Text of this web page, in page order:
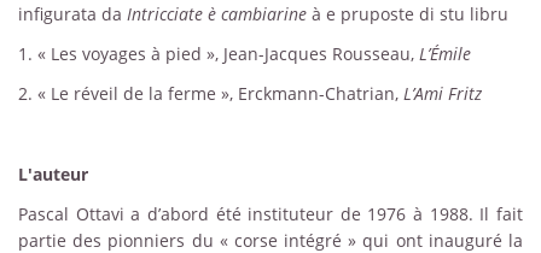
infigurata da Intricciate è cambiarine à e pruposte di stu libru
1. « Les voyages à pied », Jean-Jacques Rousseau, L’Émile
2. « Le réveil de la ferme », Erckmann-Chatrian, L’Ami Fritz
L'auteur
Pascal Ottavi a d’abord été instituteur de 1976 à 1988. Il fait
partie des pionniers du « corse intégré » qui ont inauguré la